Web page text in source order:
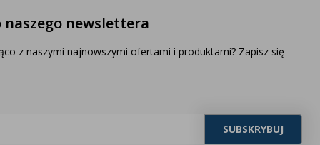
naszego newslettera
z naszymi najnowszymi ofertami i produktami? Zapisz się